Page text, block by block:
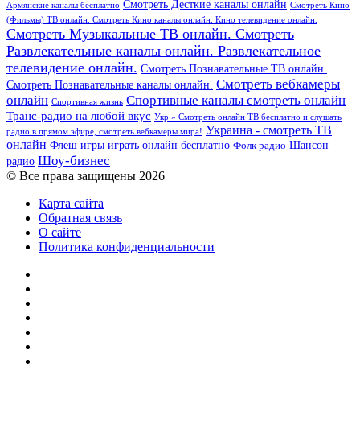
Армянские каналы бесплатно Смотреть Десткие каналы онлайн Смотреть Кино
(Фильмы) ТВ онлайн. Смотреть Кино каналы онлайн. Кино телевидение онлайн.
Смотреть Музыкальные ТВ онлайн. Смотреть
Развлекательные каналы онлайн. Развлекательное
телевидение онлайн. Смотреть Познавательные ТВ онлайн.
Смотреть Познавательные каналы онлайн. Смотреть вебкамеры
онлайн Спортивная жизнь Спортивные каналы смотреть онлайн
Транс-радио на любой вкус Укр » Смотреть онлайн ТВ бесплатно и слушать
радио в прямом эфире, смотреть вебкамеры мира! Украина - смотреть ТВ
онлайн Флеш игры играть онлайн бесплатно Фолк радио Шансон
радио Шоу-бизнес
© Все права защищены 2026
Карта сайта
Обратная связь
О сайте
Политика конфиденциальности